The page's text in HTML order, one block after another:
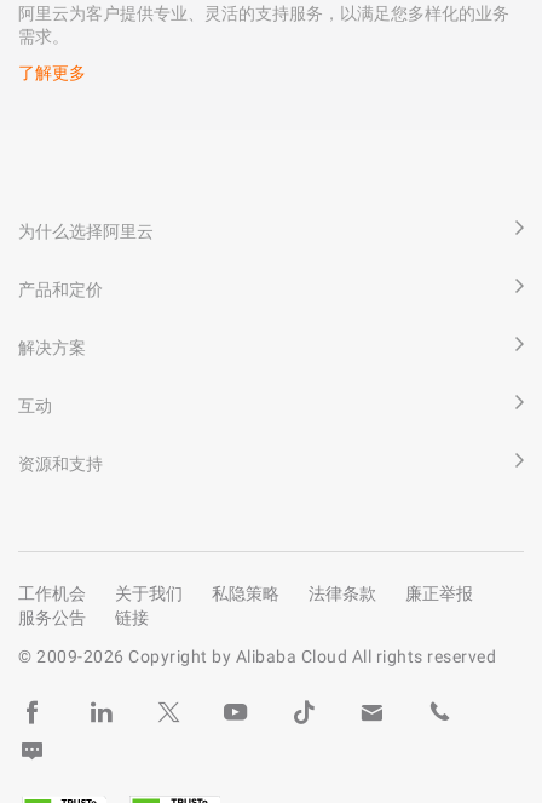
阿里云为客户提供专业、灵活的支持服务，以满足您多样化的业务
需求。
了解更多
为什么选择阿里云
产品和定价
解决方案
互动
资源和支持
工作机会 关于我们 私隐策略 法律条款
廉正举报
服务公告
链接
© 2009-2026 Copyright by Alibaba Cloud All rights reserved